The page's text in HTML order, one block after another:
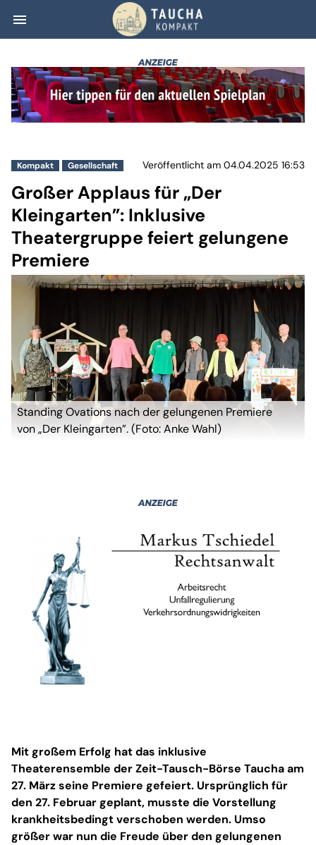
menu Großer Applaus
Kompakt Gesellschaft Veröffentlicht am 04.04.2025 16:53
Großer Applaus für „Der
Kleingarten”: Inklusive
Theatergruppe feiert gelungene
Premiere
Standing Ovations nach der gelungenen Premiere
von „Der Kleingarten”. (Foto: Anke Wahl)
Mit großem Erfolg hat das inklusive
Theaterensemble der Zeit-Tausch-Börse Taucha am
27. März seine Premiere gefeiert. Ursprünglich für
den 27. Februar geplant, musste die Vorstellung
krankheitsbedingt verschoben werden. Umso
größer war nun die Freude über den gelungenen